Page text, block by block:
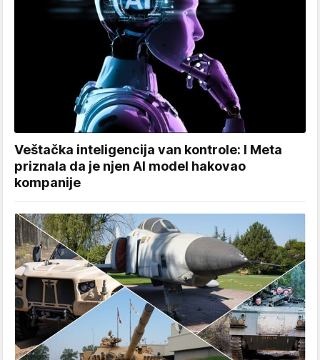
Veštačka inteligencija van kontrole: I Meta
priznala da je njen AI model hakovao
kompanije